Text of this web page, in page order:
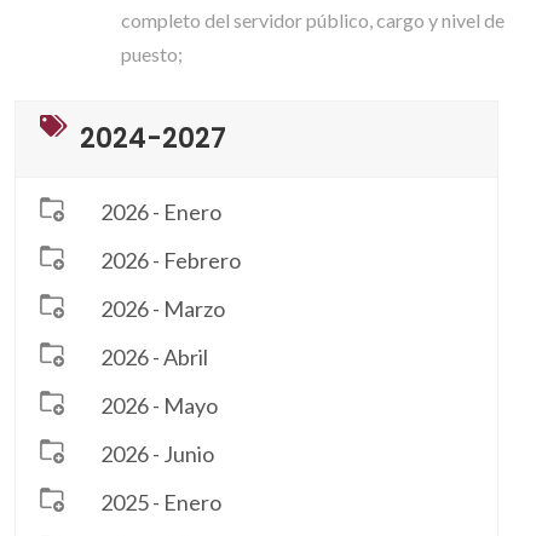
completo del servidor público, cargo y nivel de
puesto;
2024-2027
2026 - Enero
2026 - Febrero
2026 - Marzo
2026 - Abril
2026 - Mayo
2026 - Junio
2025 - Enero